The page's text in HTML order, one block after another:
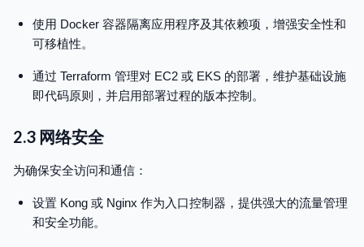
使用 Docker 容器隔离应用程序及其依赖项，增强安全性和
可移植性。
通过 Terraform 管理对 EC2 或 EKS 的部署，维护基础设施
即代码原则，并启用部署过程的版本控制。
2.3 网络安全
为确保安全访问和通信：
设置 Kong 或 Nginx 作为入口控制器，提供强大的流量管理
和安全功能。